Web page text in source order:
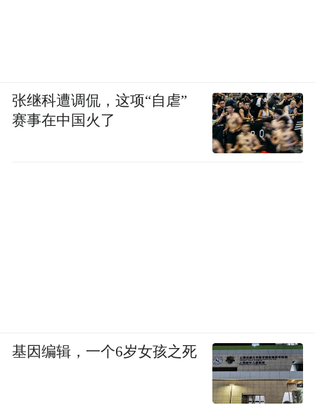
张继科遭调侃，这项“自虐”
赛事在中国火了
基因编辑，一个6岁女孩之死